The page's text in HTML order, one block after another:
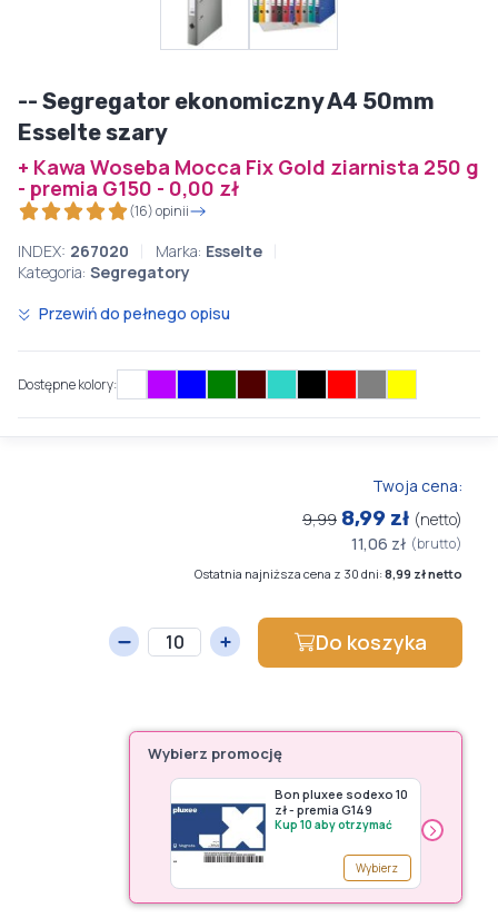
-- Segregator ekonomiczny A4 50mm
Esselte szary
+ Kawa Woseba Mocca Fix Gold ziarnista 250 g
- premia G150 - 0,00 zł
(16) opinii
INDEX: 267020 Marka: Esselte
Kategoria: Segregatory
Przewiń do pełnego opisu
Dostępne kolory:
Twoja cena:
9,99 8,99 zł (netto)
11,06 zł (brutto)
Ostatnia najniższa cena z 30 dni:8,99 zł netto
Do koszyka
Wybierz promocję
Bon pluxee sodexo 10
zł - premia G149
Kup 10 aby otrzymać
Wybierz
›